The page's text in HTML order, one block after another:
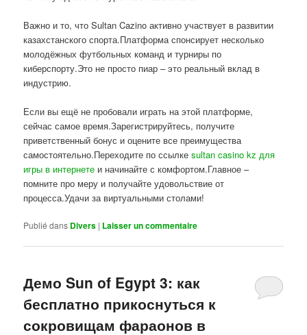
Важно и то, что Sultan Cazino активно участвует в развитии
казахстанского спорта.Платформа спонсирует несколько
молодёжных футбольных команд и турниры по
киберспорту.Это не просто пиар – это реальный вклад в
индустрию.
Если вы ещё не пробовали играть на этой платформе,
сейчас самое время.Зарегистрируйтесь, получите
приветственный бонус и оцените все преимущества
самостоятельно.Переходите по ссылкеsultan casino kz для
игры в интернете и начинайте с комфортом.Главное –
помните про меру и получайте удовольствие от
процесса.Удачи за виртуальными столами!
Publié dans Divers | Laisser un commentaire
Демо Sun of Egypt 3: как
бесплатно прикоснуться к
сокровищам фараонов в